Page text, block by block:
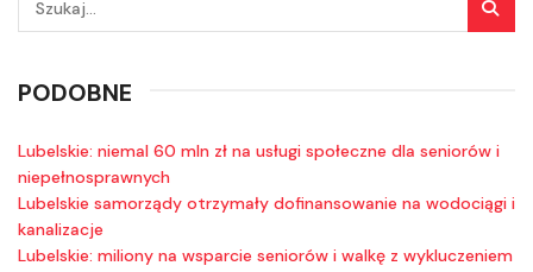
PODOBNE
Lubelskie: niemal 60 mln zł na usługi społeczne dla seniorów i
niepełnosprawnych
Lubelskie samorządy otrzymały dofinansowanie na wodociągi i
kanalizacje
Lubelskie: miliony na wsparcie seniorów i walkę z wykluczeniem